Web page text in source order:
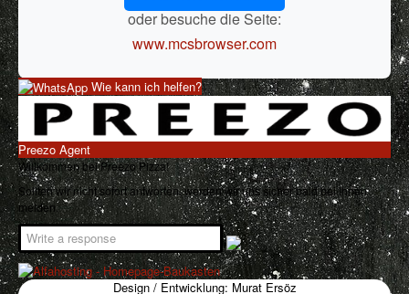
oder besuche die Seite:
www.mcsbrowser.com
Wie kann ich helfen?
Preezo Agent
Willkommen bei Preezo Pizza!
Sollten wir nicht sofort antworten, werden wir uns sicher bald bei Ihnen
melden.
Design / Entwicklung: Murat Ersöz